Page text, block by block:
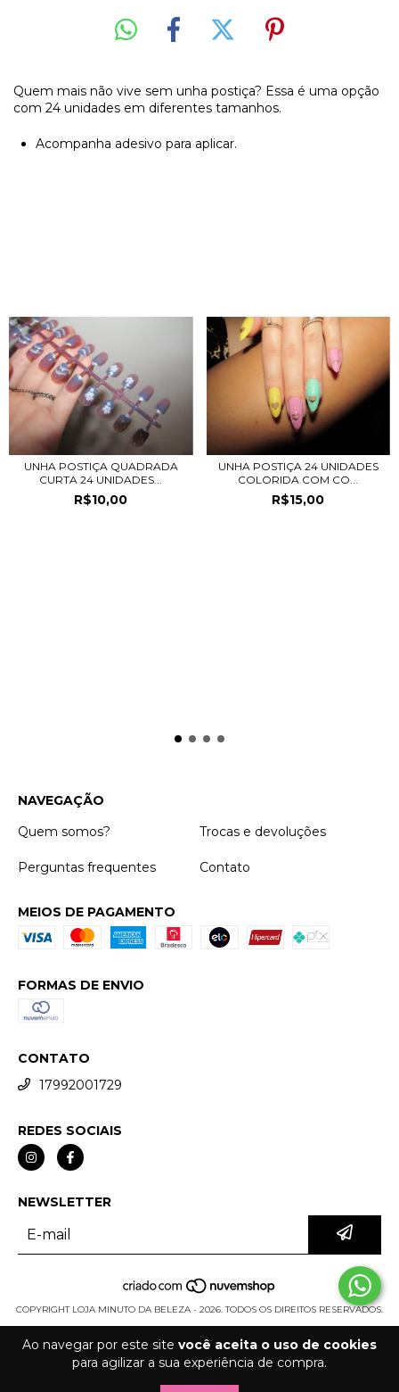
Ao navegar por este site você aceita o uso de cookies
para agilizar a sua experiência de compra.
Quem mais não vive sem unha postiça? Essa é uma opção
com 24 unidades em diferentes tamanhos.
Acompanha adesivo para aplicar.
UNHA POSTIÇA QUADRADA
CURTA 24 UNIDADES...
R$10,00
UNHA POSTIÇA 24 UNIDADES
COLORIDA COM CO...
R$15,00
NAVEGAÇÃO
Quem somos?
Trocas e devoluções
Perguntas frequentes Contato
MEIOS DE PAGAMENTO
FORMAS DE ENVIO
CONTATO
17992001729
REDES SOCIAIS
NEWSLETTER
COPYRIGHT LOJA MINUTO DA BELEZA - 2026. TODOS OS DIREITOS RESERVADOS.